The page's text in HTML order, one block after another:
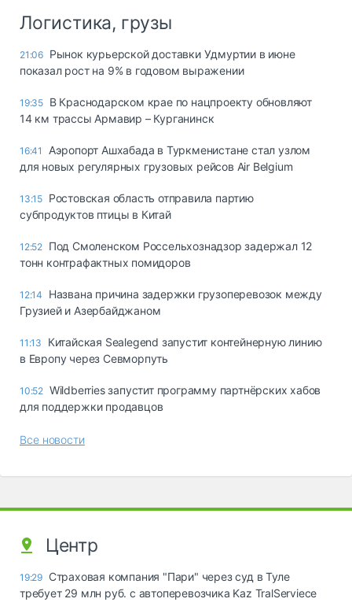
Логистика, грузы
21:06 Рынок курьерской доставки Удмуртии в июне
показал рост на 9% в годовом выражении
19:35 В Краснодарском крае по нацпроекту обновляют
14 км трассы Армавир – Курганинск
16:41
Аэропорт Ашхабада в Туркменистане стал узлом
для новых регулярных грузовых рейсов Air Belgium
13:15 Ростовская область отправила партию
субпродуктов птицы в Китай
12:52 Под Смоленском Россельхознадзор задержал 12
тонн контрафактных помидоров
12:14
Названа причина задержки грузоперевозок между
Грузией и Азербайджаном
11:13
Китайская Sealegend запустит контейнерную линию
в Европу через Севморпуть
10:52 Wildberries запустит программу партнёрских хабов
для поддержки продавцов
Все новости
Центр
19:29 Страховая компания "Пари" через суд в Туле
требует 29 млн руб. с автоперевозчика Kaz TralServiece